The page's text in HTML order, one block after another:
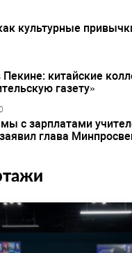
культурные
китайские
газету»
с зарплатами
глава